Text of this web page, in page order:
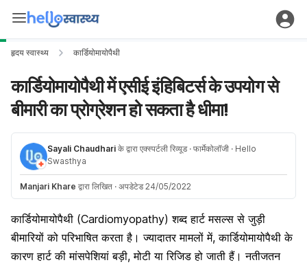
हृदय स्वास्थ्य कार्डियोमायोपैथी
कार्डियोमायोपैथी में एसीई इंहिबिटर्स के उपयोग से
बीमारी का प्रोग्रेशन हो सकता है धीमा!
Sayali Chaudhari के द्वारा एक्स्पर्टली रिव्यूड · फार्मेकोलॉजी · Hello
Swasthya
Manjari Khare द्वारा लिखित · अपडेटेड 24/05/2022
कार्डियोमायोपैथी (Cardiomyopathy) शब्द हार्ट मसल्स से जुड़ी
बीमारियों को परिभाषित करता है। ज्यादातर मामलों में, कार्डियोमायोपैथी के
कारण हार्ट की मांसपेशियां बड़ी, मोटी या रिजिड हो जाती हैं। नतीजतन